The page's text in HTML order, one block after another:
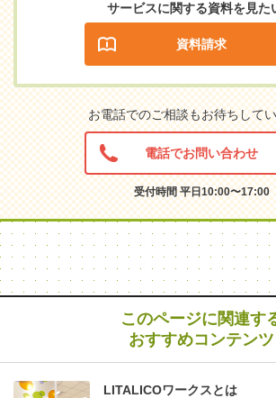
サービスに関する資料を見た
資料請求
お電話でのご相談もお待ちして
電話でお問い合わせ
受付時間 平日10:00〜17:00
このページに関連す
おすすめコンテンツ
LITALICOワークスとは